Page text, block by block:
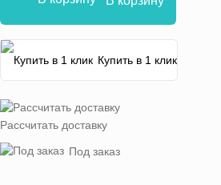
Купить в 1 клик
Рассчитать доставку
Под заказ